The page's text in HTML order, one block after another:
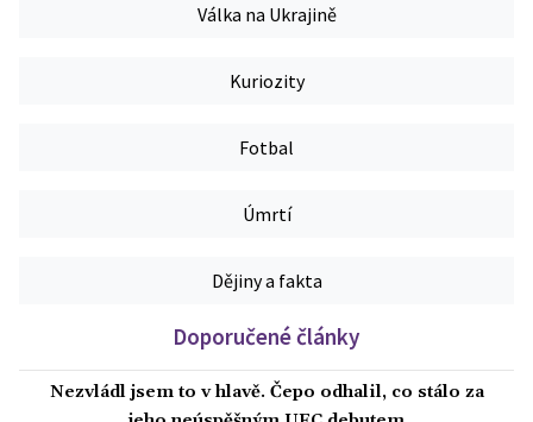
Válka na Ukrajině
Kuriozity
Fotbal
Úmrtí
Dějiny a fakta
Doporučené články
Nezvládl jsem to v hlavě. Čepo odhalil, co stálo za